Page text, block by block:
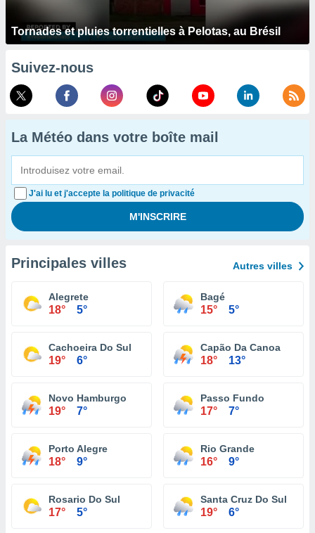
Tornades et pluies torrentielles à Pelotas, au Brésil
Suivez-nous
La Météo dans votre boîte mail
J'ai lu et j'accepte la politique de privacité
Principales villes Autres villes
Alegrete
18° 5°
Bagé
15° 5°
Cachoeira Do Sul
19° 6°
Capão Da Canoa
18° 13°
Novo Hamburgo
19° 7°
Passo Fundo
17° 7°
Porto Alegre
18° 9°
Rio Grande
16° 9°
Rosario Do Sul
17° 5°
Santa Cruz Do Sul
19° 6°